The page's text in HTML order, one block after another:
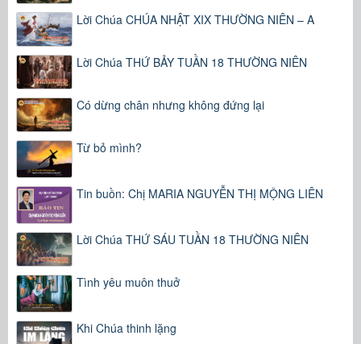
Lời Chúa CHÚA NHẬT XIX THƯỜNG NIÊN – A
Lời Chúa THỨ BẢY TUẦN 18 THƯỜNG NIÊN
Có dừng chân nhưng không đứng lại
Từ bỏ mình?
Tin buồn: Chị MARIA NGUYỄN THỊ MỘNG LIÊN
Lời Chúa THỨ SÁU TUẦN 18 THƯỜNG NIÊN
Tình yêu muôn thuở
Khi Chúa thinh lặng